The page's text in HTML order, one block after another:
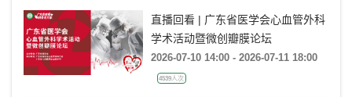
直播回看 | 广东省医学会心血管外科
学术活动暨微创瓣膜论坛
2026-07-10 14:00 - 2026-07-11 18:00